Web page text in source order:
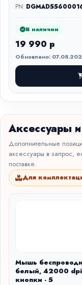
PN:
В наличии
19 990 р
Обновлено:
Аксессуары
Дополнительные
аксессуары в запрос,
поставке.
Для
Мышь
белый, 42000
кнопки - 5